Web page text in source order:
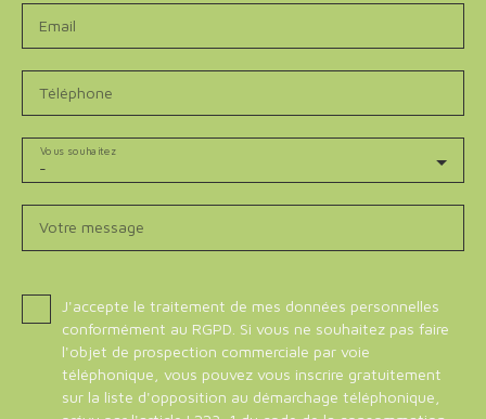
Email
Téléphone
-
Vous souhaitez
Votre message
J'accepte le traitement de mes données personnelles
conformément au RGPD. Si vous ne souhaitez pas faire
l'objet de prospection commerciale par voie
téléphonique, vous pouvez vous inscrire gratuitement
sur la liste d'opposition au démarchage téléphonique,